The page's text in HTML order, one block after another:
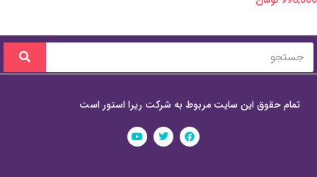
تمام حقوق این سایت مربوط به شرکت ریرا استور است